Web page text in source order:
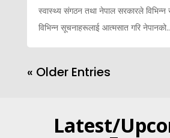
स्वास्थ्य संगठन तथा नेपाल सरकारले विभिन्न
विभिन्न सूचनाहरूलाई आत्मसात गरि
« Older Entries
Latest/